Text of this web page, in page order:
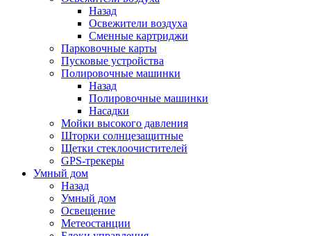
Назад
Освежители воздуха
Сменные картриджи
Парковочные карты
Пусковые устройства
Полировочные машинки
Назад
Полировочные машинки
Насадки
Мойки высокого давления
Шторки солнцезащитные
Щетки стеклоочистителей
GPS-трекеры
Умный дом
Назад
Умный дом
Освещение
Метеостанции